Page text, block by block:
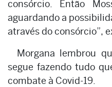
consórcio. Então
aguardando a
através do consórcio”,
Morgana lembrou
segue fazendo tudo
combate à Covid-19.